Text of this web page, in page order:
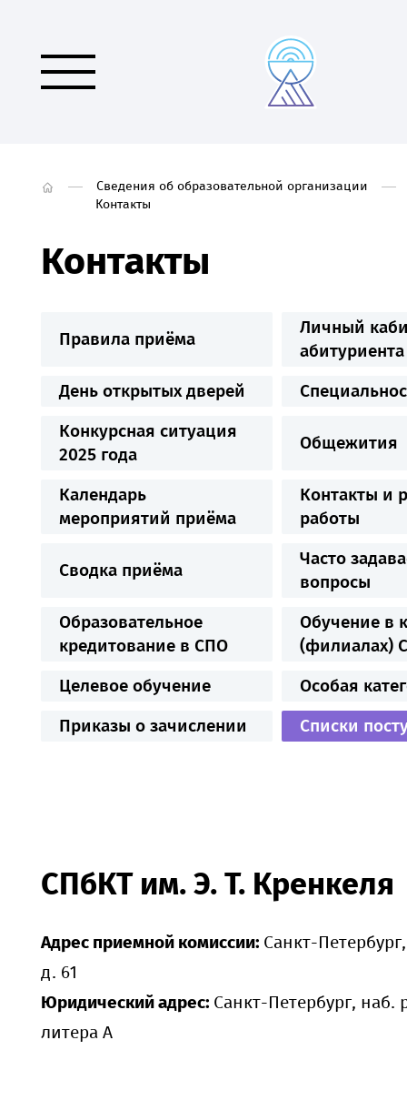
Сведения об образовательной организации
Контакты
Контакты
Правила приёма
Личный
абитуриента
День открытых дверей
Конкурсная ситуация
2025 года
Общежития
Календарь
мероприятий приёма
Контакты и
работы
Сводка приёма
Часто
вопросы
Образовательное
кредитование в СПО
Обучение в
(филиалах)
Целевое обучение
Особая
Приказы о зачислении
Списки
СПбКТ им. Э. Т. Кренкеля
Адрес приемной комиссии: Санкт-
д. 61
Юридический адрес: Санкт-Петербург, наб.
литера А